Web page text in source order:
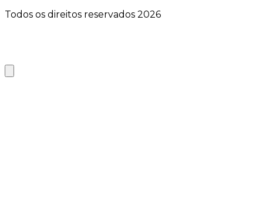
Todos os direitos reservados 2026